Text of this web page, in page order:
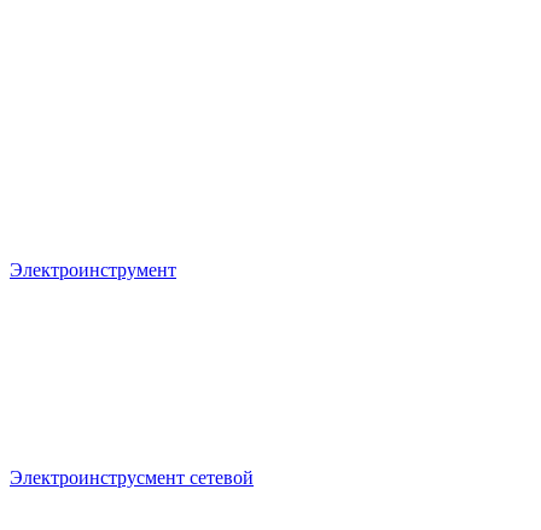
Электроинструмент
Электроинструсмент сетевой